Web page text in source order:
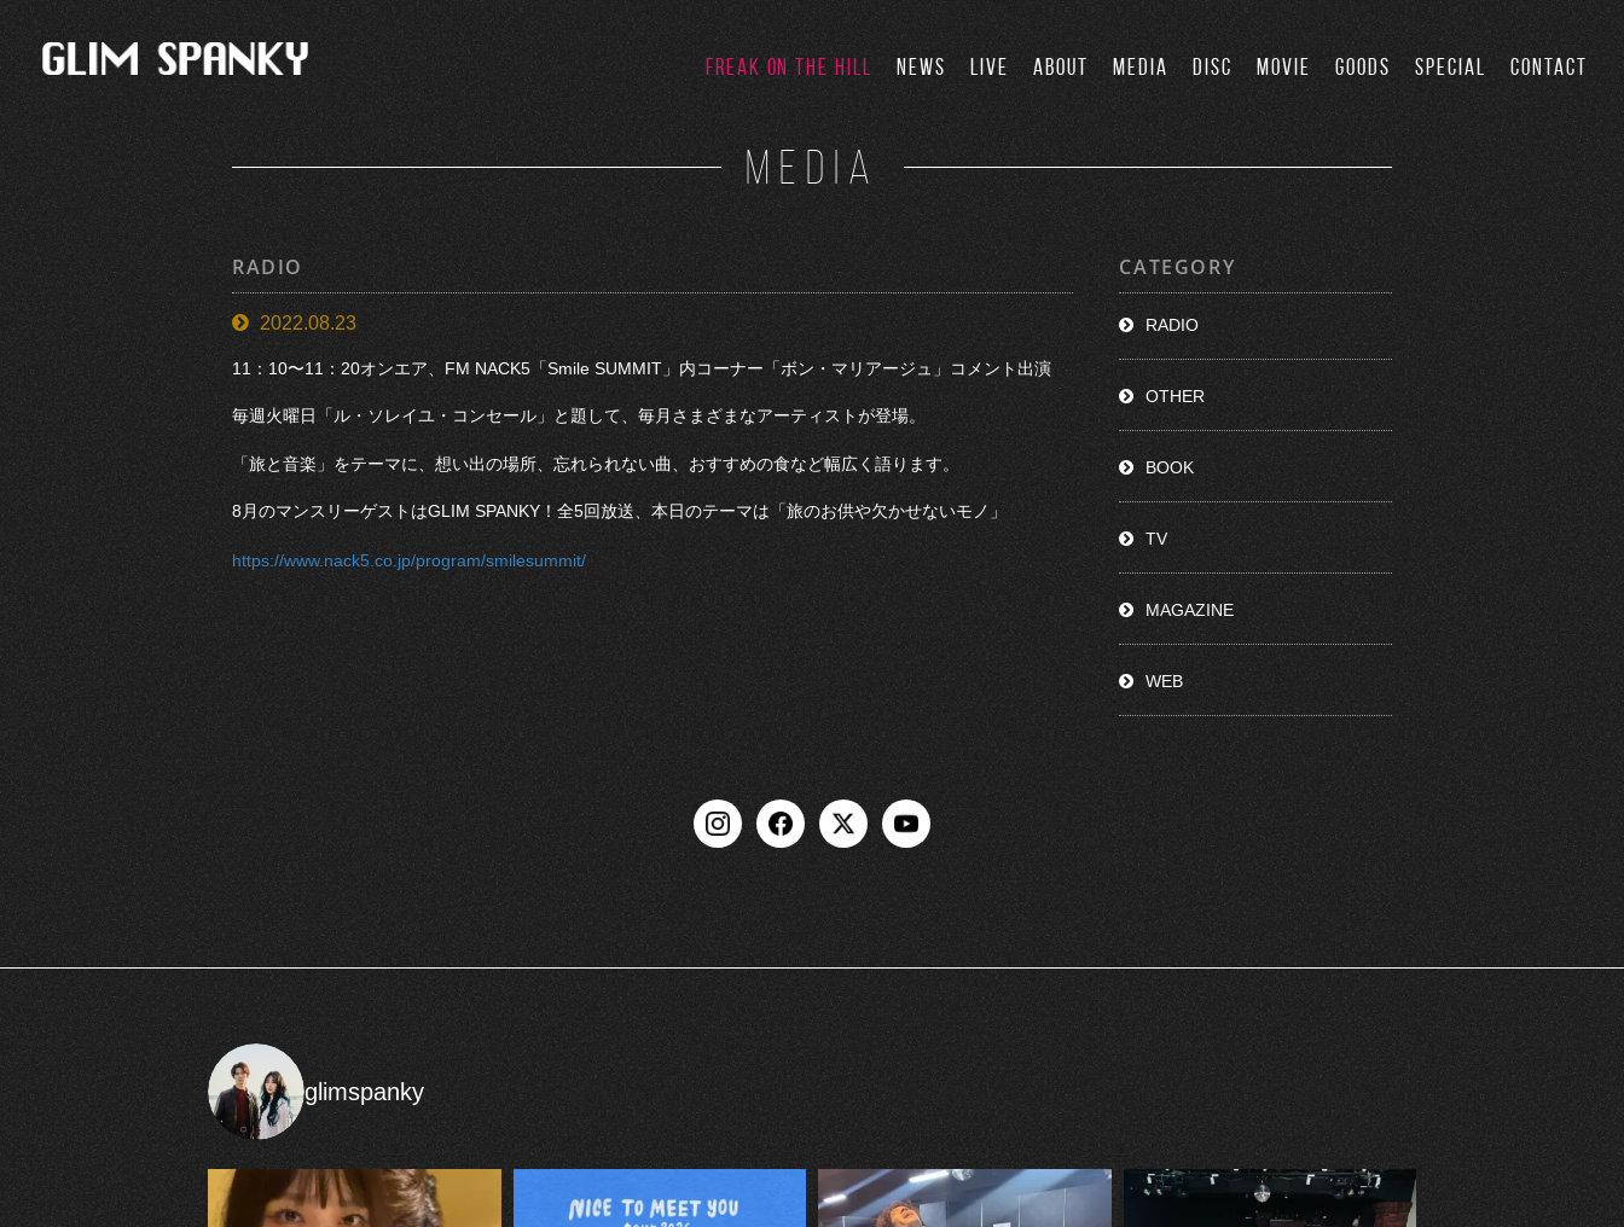
FREAK ON THE HILL NEWS LIVE ABOUT MEDIA DISC MOVIE GOODS SPECIAL CONTACT
MEDIA
RADIO
2022.08.23
11：10〜11：20オンエア、FM NACK5「Smile SUMMIT」内コーナー「ボン・マリアージュ」コメント出演
毎週火曜日「ル・ソレイユ・コンセール」と題して、毎月さまざまなアーティストが登場。
「旅と音楽」をテーマに、想い出の場所、忘れられない曲、おすすめの食など幅広く語ります。
8月のマンスリーゲストはGLIM SPANKY！全5回放送、本日のテーマは「旅のお供や欠かせないモノ」
https://www.nack5.co.jp/program/smilesummit/
CATEGORY
RADIO
OTHER
BOOK
TV
MAGAZINE
WEB
glimspanky